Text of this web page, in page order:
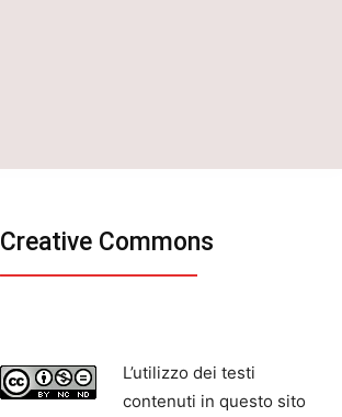
Creative Commons
L’utilizzo dei testi
contenuti in questo sito